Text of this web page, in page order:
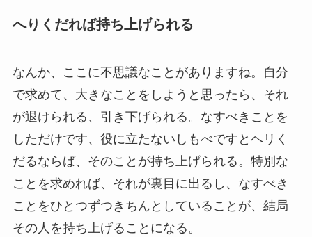
へりくだれば持ち上げられる
なんか、ここに不思議なことがありますね。自分
で求めて、大きなことをしようと思ったら、それ
が退けられる、引き下げられる。なすべきことを
しただけです、役に立たないしもべですとヘリく
だるならば、そのことが持ち上げられる。特別な
ことを求めれば、それが裏目に出るし、なすべき
ことをひとつずつきちんとしていることが、結局
その人を持ち上げることになる。